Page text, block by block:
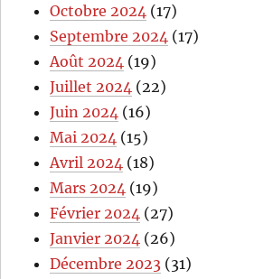
Octobre 2024 (17)
Septembre 2024 (17)
Août 2024 (19)
Juillet 2024 (22)
Juin 2024 (16)
Mai 2024 (15)
Avril 2024 (18)
Mars 2024 (19)
Février 2024 (27)
Janvier 2024 (26)
Décembre 2023 (31)